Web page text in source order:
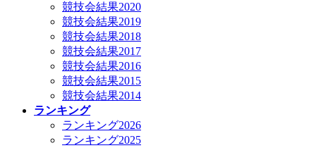
競技会結果2020
競技会結果2019
競技会結果2018
競技会結果2017
競技会結果2016
競技会結果2015
競技会結果2014
ランキング
ランキング2026
ランキング2025